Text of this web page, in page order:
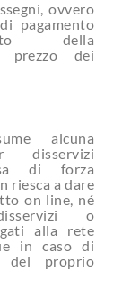
ovvero
pagamento
della
prezzo dei
disservizi
di forza
riesca a dare
on line, né
o
alla rete
in caso di
proprio